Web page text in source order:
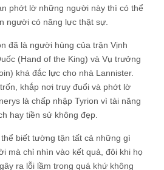
phớt lờ những người này thì có thể
người có năng lực thật sự.
đã là người hùng của trận Vịnh
(Hand of the King) và Vụ trưởng
khá đắc lực cho nhà Lannister.
khắp nơi truy đuổi và phớt lờ
là chấp nhập Tyrion vì tài năng
hay tiền sử không đẹp.
biết tường tận tất cả những gì
mà chỉ nhìn vào kết quả, đôi khi họ
ra lỗi lầm trong quá khứ không